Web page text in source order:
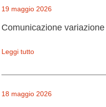
19 maggio 2026
Comunicazione
Leggi tutto
18 maggio 2026